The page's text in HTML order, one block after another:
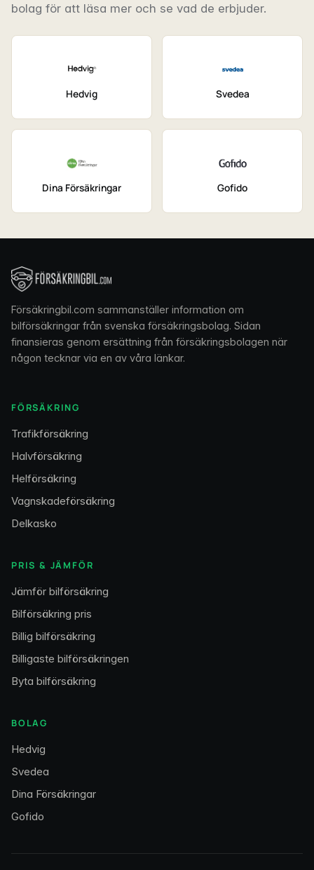
bolag för att läsa mer och se vad de erbjuder.
Hedvig Svedea
Dina Försäkringar Gofido
Försäkringbil.com sammanställer information om
bilförsäkringar från svenska försäkringsbolag. Sidan
finansieras genom ersättning från försäkringsbolagen när
någon tecknar via en av våra länkar.
FÖRSÄKRING
Trafikförsäkring
Halvförsäkring
Helförsäkring
Vagnskadeförsäkring
Delkasko
PRIS & JÄMFÖR
Jämför bilförsäkring
Bilförsäkring pris
Billig bilförsäkring
Billigaste bilförsäkringen
Byta bilförsäkring
BOLAG
Hedvig
Svedea
Dina Försäkringar
Gofido